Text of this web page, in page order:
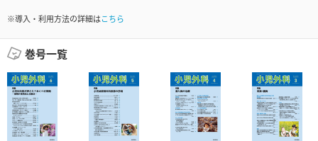
※導入・利用方法の詳細はこちら
巻号一覧